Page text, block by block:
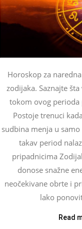
Horoskop za
zodijaka. Saznajte
tokom ovog
Postoje trenuci
sudbina menja u
takav period
pripadnicima
donose snažne
neočekivane obrte i
lako
Read